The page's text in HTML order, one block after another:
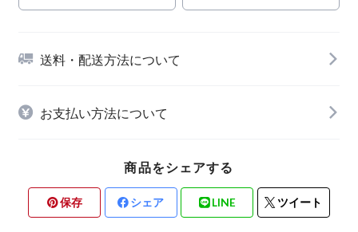
送料・配送方法について
お支払い方法について
商品をシェアする
保存 シェア LINE ツイート